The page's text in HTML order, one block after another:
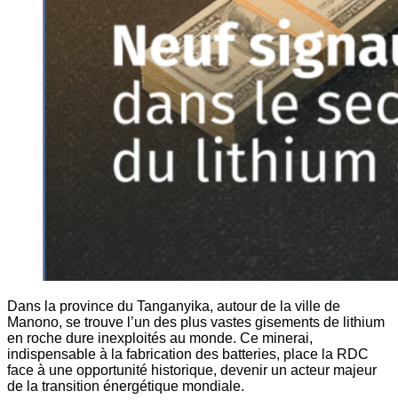
Dans la province du Tanganyika, autour de la ville de
Manono, se trouve l’un des plus vastes gisements de lithium
en roche dure inexploités au monde. Ce minerai,
indispensable à la fabrication des batteries, place la RDC
face à une opportunité historique, devenir un acteur majeur
de la transition énergétique mondiale.